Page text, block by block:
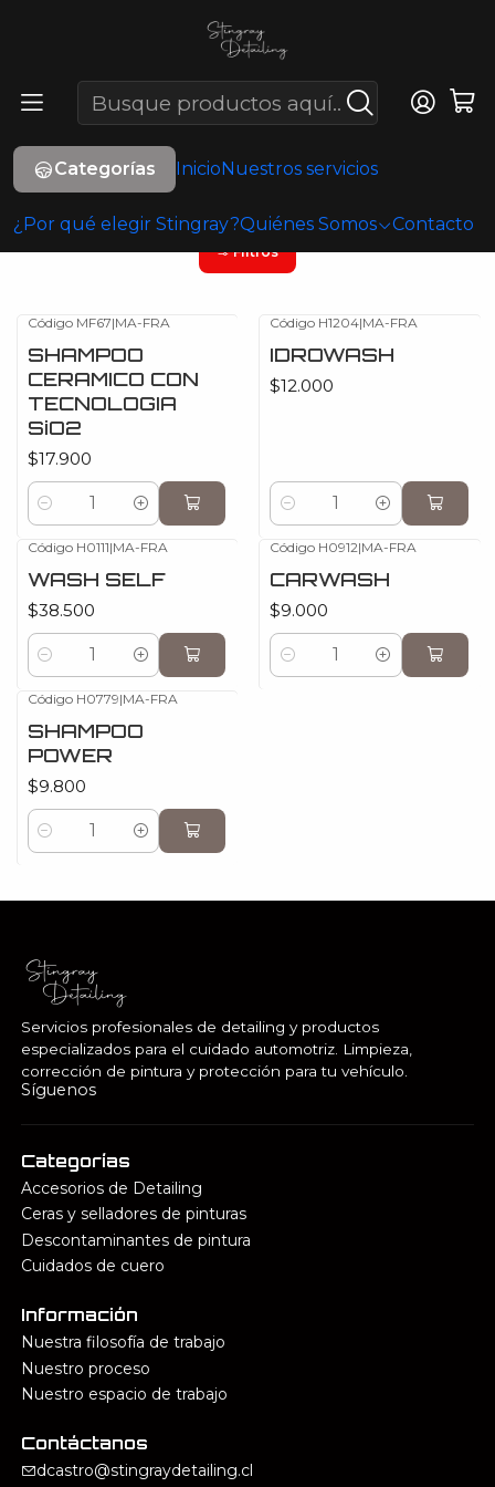
Categorías InicioNuestros servicios
¿Por qué elegir Stingray?Quiénes Somos Contacto
Shampoo para autos
Shampoo para autos
pintura del vehículo. Los shampoos automotrices eliminan
suciedad y contaminantes sin dañar la capa de protección ni
generar micro-rayas.
Filtros
Código MF67|MA-FRA
SHAMPOO
CERAMICO CON
TECNOLOGIA
SiO2
$17.900
Cantidad
Código H1204|MA-FRA
IDROWASH
$12.000
Cantidad
Código H0111|MA-FRA
WASH SELF
$38.500
Cantidad
Código H0912|MA-FRA
CARWASH
$9.000
Cantidad
Código H0779|MA-FRA
SHAMPOO
POWER
$9.800
Cantidad
Servicios profesionales de detailing y productos
especializados para el cuidado automotriz. Limpieza,
corrección de pintura y protección para tu vehículo.
Síguenos
Categorías
Accesorios de Detailing
Ceras y selladores de pinturas
Descontaminantes de pintura
Cuidados de cuero
Información
Nuestra filosofía de trabajo
Nuestro proceso
Nuestro espacio de trabajo
Contáctanos
dcastro@stingraydetailing.cl